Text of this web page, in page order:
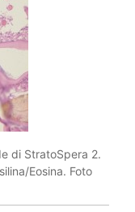
di StratoSpera 2.
Eosina. Foto